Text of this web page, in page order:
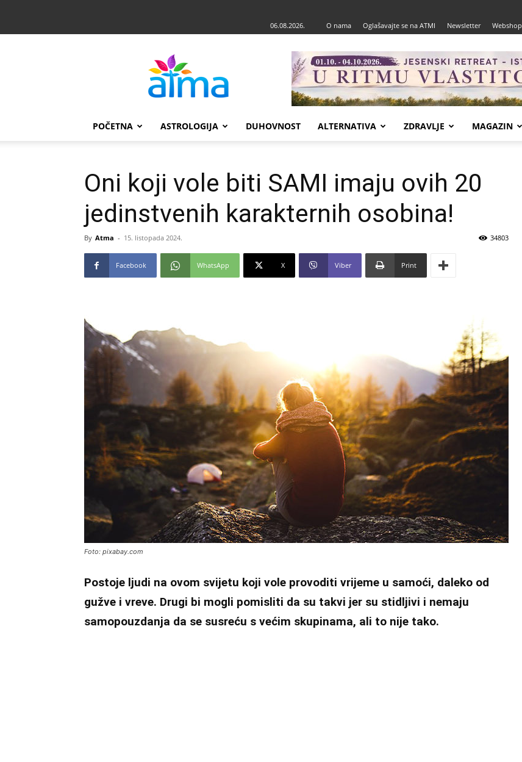
06.08.2026. O nama Oglašavajte se na ATMI Newsletter Webshop
POČETNA ASTROLOGIJA DUHOVNOST ALTERNATIVA ZDRAVLJE MAGAZIN
Oni koji vole biti SAMI imaju ovih 20
jedinstvenih karakternih osobina!
By Atma - 15. listopada 2024. 34803
Facebook WhatsApp X Viber Print
Foto: pixabay.com
Postoje ljudi na ovom svijetu koji vole provoditi vrijeme u samoći, daleko od
gužve i vreve. Drugi bi mogli pomisliti da su takvi jer su stidljivi i nemaju
samopouzdanja da se susreću s većim skupinama, ali to nije tako.